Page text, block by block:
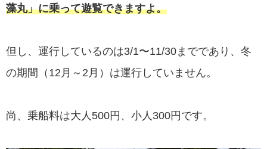
藻丸」に乗って遊覧できますよ。
但し、運行しているのは3/1〜11/30までであり、冬
の期間（12月～2月）は運行していません。
尚、乗船料は大人500円、小人300円です。